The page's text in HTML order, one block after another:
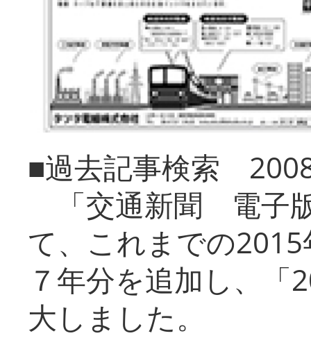
■過去記事検索
「交通新聞 電子
て、これまでの
７年分を追加し、「
大しまし